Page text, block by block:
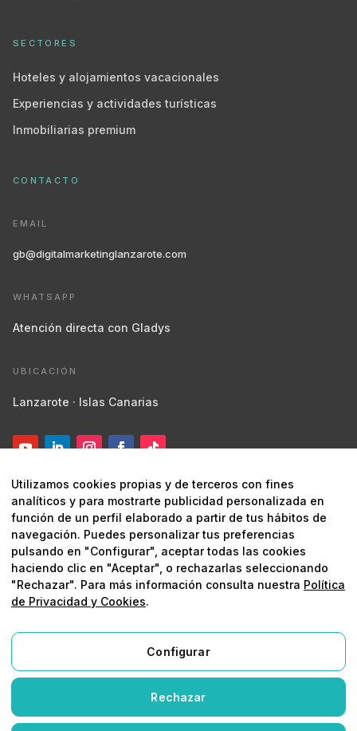
SECTORES
Hoteles y alojamientos vacacionales
Experiencias y actividades turísticas
Inmobiliarias premium
CONTACTO
EMAIL
gb@digitalmarketinglanzarote.com
WHATSAPP
Atención directa con Gladys
UBICACIÓN
Lanzarote · Islas Canarias
© 2026 Digital Marketing Lanzarote ·Marketing estratégico y
digital
Utilizamos cookies propias y de terceros con fines
analíticos y para mostrarte publicidad personalizada en
función de un perfil elaborado a partir de tus hábitos de
navegación. Puedes personalizar tus preferencias
pulsando en "Configurar", aceptar todas las cookies
haciendo clic en "Aceptar", o rechazarlas seleccionando
"Rechazar". Para más información consulta nuestra Política
de Privacidad y Cookies.
Configurar
Rechazar
Aviso Legal
Política de Privacidad y Cookies